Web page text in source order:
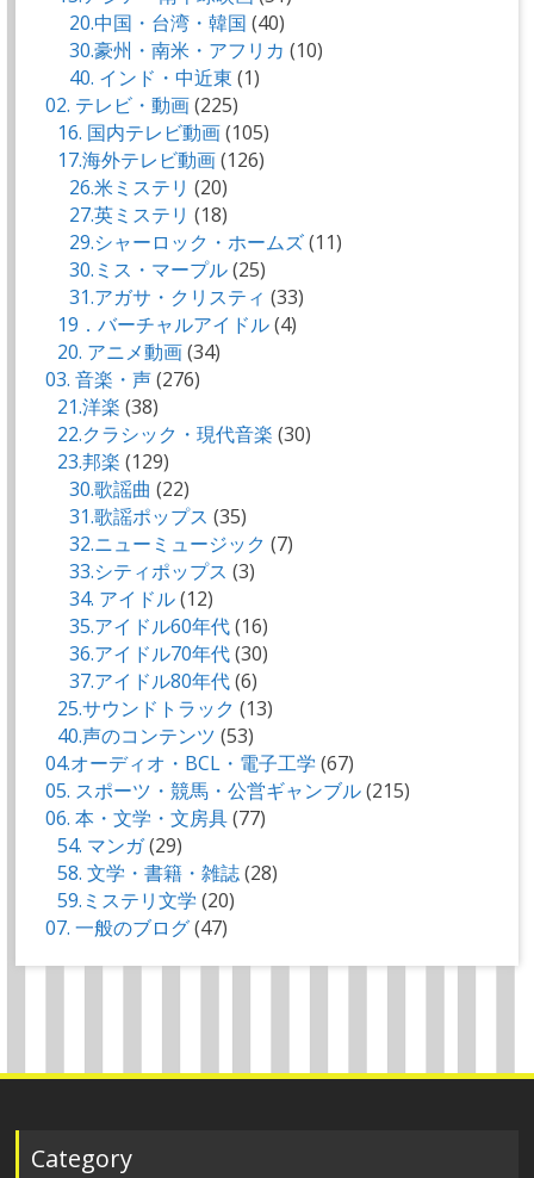
20.中国・台湾・韓国 (40)
30.豪州・南米・アフリカ (10)
40. インド・中近東 (1)
02. テレビ・動画(225)
16. 国内テレビ動画(105)
17.海外テレビ動画(126)
26.米ミステリ (20)
27.英ミステリ (18)
29.シャーロック・ホームズ(11)
30.ミス・マープル(25)
31.アガサ・クリスティ (33)
19．バーチャルアイドル(4)
20. アニメ動画(34)
03. 音楽・声(276)
21.洋楽 (38)
22.クラシック・現代音楽 (30)
23.邦楽 (129)
30.歌謡曲 (22)
31.歌謡ポップス (35)
32.ニューミュージック (7)
33.シティポップス (3)
34. アイドル(12)
35.アイドル60年代(16)
36.アイドル70年代(30)
37.アイドル80年代(6)
25.サウンドトラック (13)
40.声のコンテンツ (53)
04.オーディオ・BCL・電子工学 (67)
05. スポーツ・競馬・公営ギャンブル(215)
06. 本・文学・文房具(77)
54. マンガ(29)
58. 文学・書籍・雑誌(28)
59.ミステリ文学 (20)
07. 一般のブログ(47)
Category